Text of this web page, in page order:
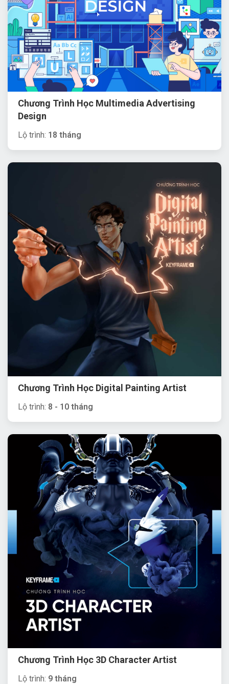
Chương Trình Học Multimedia Advertising
Design
Lộ trình: 18 tháng
Chương Trình Học Digital Painting Artist
Lộ trình: 8 - 10 tháng
Chương Trình Học 3D Character Artist
Lộ trình: 9 tháng